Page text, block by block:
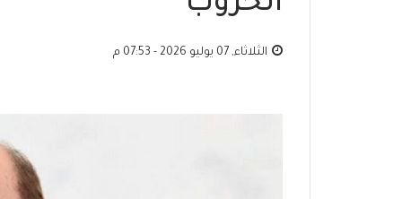
الثلاثاء, 07 يوليو 2026 - 07:53 م